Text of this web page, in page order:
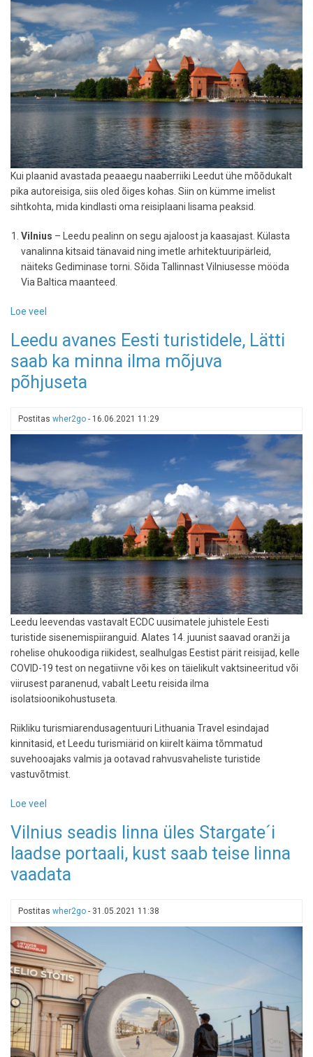
aastal
Kui plaanid avastada peaaegu naaberriiki Leedut ühe mõõdukalt
pika autoreisiga, siis oled õiges kohas. Siin on kümme imelist
sihtkohta, mida kindlasti oma reisiplaani lisama peaksid.
Vilnius – Leedu pealinn on segu ajaloost ja kaasajast. Külasta
vanalinna kitsaid tänavaid ning imetle arhitektuuripärleid,
näiteks Gediminase torni. Sõida Tallinnast Vilniusesse mööda
Via Baltica maanteed.
Loe veel
autoreis:
sihtkohta
puhkajale
Leedu avanes Eesti turistidele, Lätti
saab ka minna ilma mõjuva
põhjuseta
Postitas wher2go - 16.06.2021 11:29
Leedu leevendas vastavalt ECDC uusimatele juhistele Eesti
turistide sisenemispiiranguid. Alates 14. juunist saavad oranži ja
rohelise ohukoodiga riikidest, sealhulgas Eestist pärit reisijad, kelle
COVID-19 test on negatiivne või kes on täielikult vaktsineeritud või
viirusest paranenud, vabalt Leetu reisida ilma
isolatsioonikohustuseta.
Riikliku turismiarendusagentuuri Lithuania Travel esindajad
kinnitasid, et Leedu turismiärid on kiirelt käima tõmmatud
suvehooajaks valmis ja ootavad rahvusvaheliste turistide
vastuvõtmist.
Loe veel
avanes
Eesti
turistidele,
Lätti
ka
minna
ilma
mõjuva
põhjuseta
Vilnius seadis linna üles Stargate´i
laadse portaali, kust saab teise linna
vaadata
Postitas wher2go - 31.05.2021 11:38